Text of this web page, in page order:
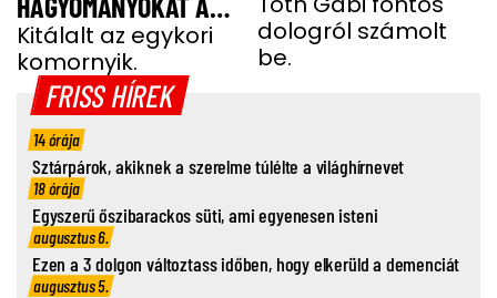
GYEREKEI MIATT
Kitálalt az egykori
komornyik.
dologról számolt
be.
FRISS HÍREK
14 órája
Sztárpárok, akiknek a szerelme túlélte a világhírnevet
18 órája
Egyszerű őszibarackos süti, ami egyenesen isteni
augusztus 6.
Ezen a 3 dolgon változtass időben, hogy elkerüld a demenciát
augusztus 5.